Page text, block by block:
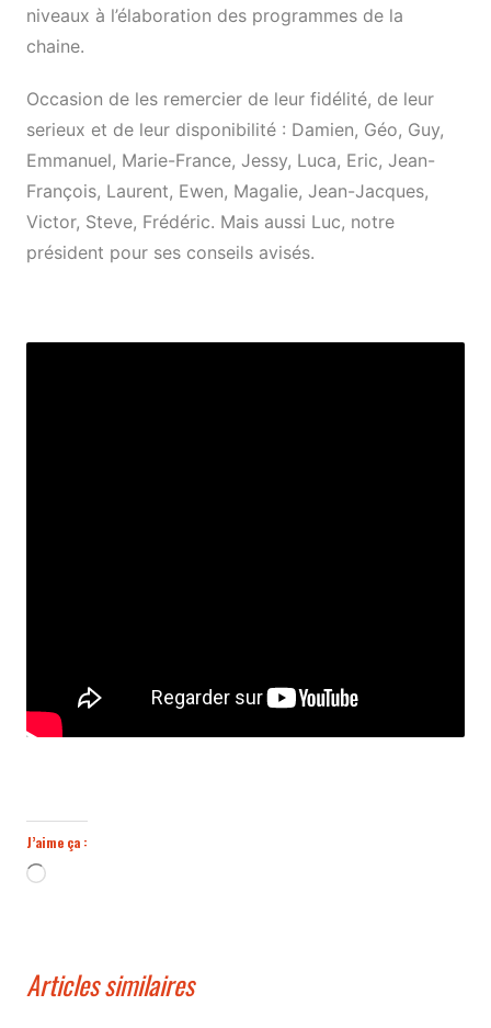
niveaux à l’élaboration des programmes de la
chaine.
Occasion de les remercier de leur fidélité, de leur
serieux et de leur disponibilité : Damien, Géo, Guy,
Emmanuel, Marie-France, Jessy, Luca, Eric, Jean-
François, Laurent, Ewen, Magalie, Jean-Jacques,
Victor, Steve, Frédéric. Mais aussi Luc, notre
président pour ses conseils avisés.
J’aime ça :
Chargement…
Articles similaires